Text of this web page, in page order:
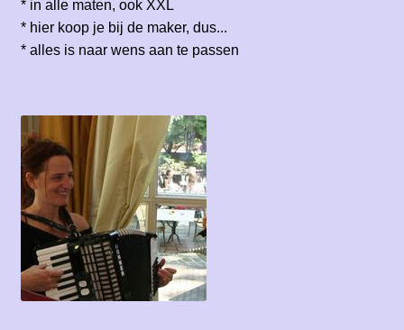
* in alle maten, ook XXL
* hier koop je bij de maker, dus...
* alles is naar wens aan te passen